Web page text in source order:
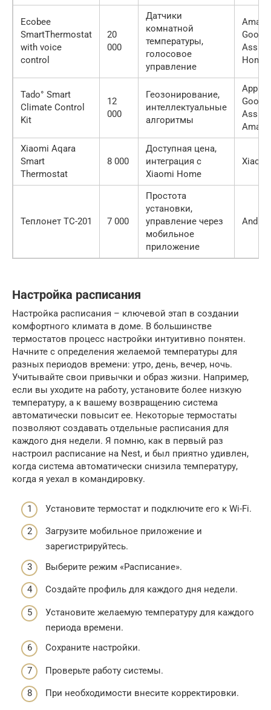
Ecobee
SmartThermostat
with voice
control
20
000
Датчики
комнатной
температуры,
голосовое
управление
Google
Tado° Smart
Climate Control
Kit
12
000
Геозонирование,
интеллектуальные
алгоритмы
Apple
Google
Xiaomi Aqara
Smart
Thermostat
8 000
Доступная цена,
интеграция с
Xiaomi Home
Теплонет ТС-201 7 000
Простота
установки,
управление через
мобильное
приложение
Настройка расписания
Настройка расписания – ключевой этап в создании
комфортного климата в доме. В большинстве
термостатов процесс настройки интуитивно понятен.
Начните с определения желаемой температуры для
разных периодов времени: утро, день, вечер, ночь.
Учитывайте свои привычки и образ жизни. Например,
если вы уходите на работу, установите более низкую
температуру, а к вашему возвращению система
автоматически повысит ее. Некоторые термостаты
позволяют создавать отдельные расписания для
каждого дня недели. Я помню, как в первый раз
настроил расписание на Nest, и был приятно удивлен,
когда система автоматически снизила температуру,
когда я уехал в командировку.
Установите термостат и подключите его к Wi-Fi.
Загрузите мобильное приложение и
зарегистрируйтесь.
Выберите режим «Расписание».
Создайте профиль для каждого дня недели.
Установите желаемую температуру для каждого
периода времени.
Сохраните настройки.
Проверьте работу системы.
При необходимости внесите корректировки.